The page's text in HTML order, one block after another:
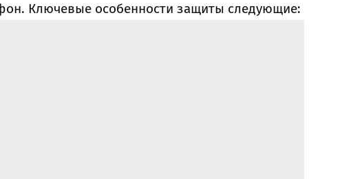
Ключевые особенности защиты следующие: